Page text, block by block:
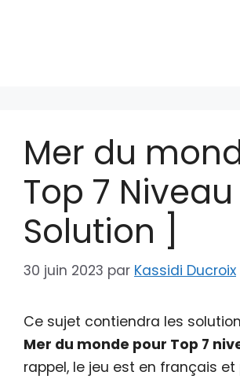
Mer du
Top 7 Niveau
Solution ]
30 juin 2023 par Kassidi Ducroix
Ce sujet contiendra les
Mer du monde pour Top 7
rappel, le jeu est en français et